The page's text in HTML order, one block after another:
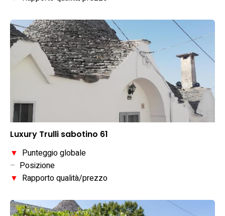
Luxury Trulli sabotino 61
▼ Punteggio globale
– Posizione
▼ Rapporto qualità/prezzo